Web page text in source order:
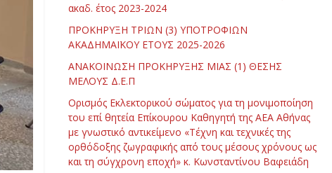
ακαδ. έτος 2023-2024
ΠΡΟΚΗΡΥΞΗ ΤΡΙΩΝ (3) ΥΠΟΤΡΟΦΙΩΝ
ΑΚΑΔΗΜΑΪΚΟΥ ΕΤΟΥΣ 2025-2026
ΑΝΑΚΟΙΝΩΣΗ ΠΡΟΚΗΡΥΞΗΣ ΜΙΑΣ (1) ΘΕΣΗΣ
ΜΕΛΟΥΣ Δ.Ε.Π
Ορισμός Εκλεκτορικού σώματος για τη μονιμοποίηση
του επί θητεία Επίκουρου Καθηγητή της ΑΕΑ Αθήνας
με γνωστικό αντικείμενο «Τέχνη και τεχνικές της
ορθόδοξης ζωγραφικής από τους μέσους χρόνους ως
και τη σύγχρονη εποχή» κ. Κωνσταντίνου Βαφειάδη